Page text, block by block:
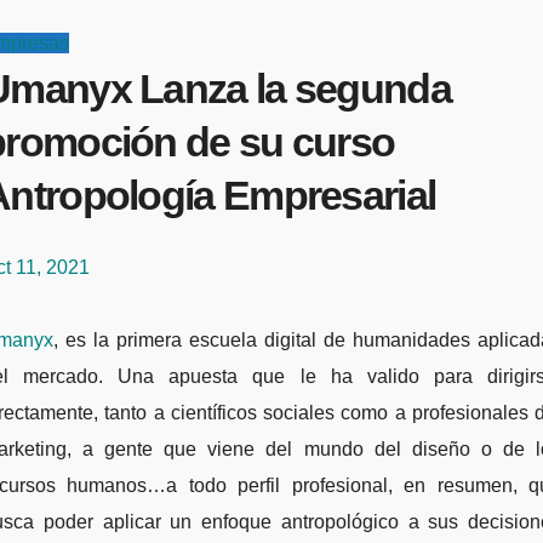
Lanza la segunda
de su curso
Empresarial
11, 2021
, es la primera escuela digital de humanidades
mercado. Una apuesta que le ha valido para
tanto a científicos sociales como a profesionales
a gente que viene del mundo del diseño o de
humanos…a todo perfil profesional, en resumen,
poder aplicar un enfoque antropológico a sus